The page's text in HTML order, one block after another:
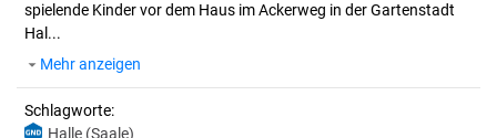
spielende Kinder vor dem Haus im Ackerweg in der Gartenstadt
Hal...
Mehr anzeigen
Schlagworte:
Halle (Saale)